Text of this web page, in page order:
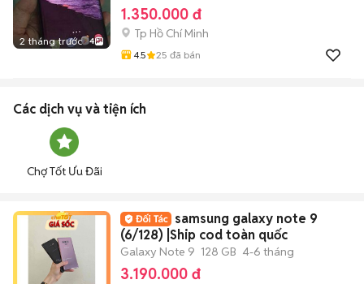
2 tháng trước 4
1.350.000 đ
Tp Hồ Chí Minh
4.5 25 đã bán
Các dịch vụ và tiện ích
Chợ Tốt Ưu Đãi
samsung galaxy note 9
(6/128) |Ship cod toàn quốc
Galaxy Note 9 128 GB 4-6 tháng
3.190.000 đ